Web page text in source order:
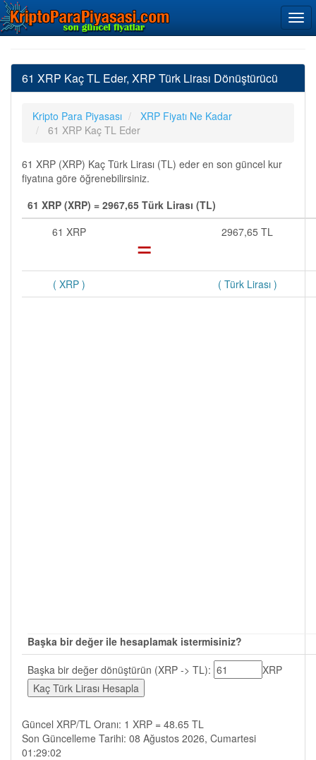
61 XRP Kaç TL Eder, XRP Türk Lirası Dönüştürücü
Kripto Para Piyasası
XRP Fiyatı Ne Kadar
61 XRP Kaç TL Eder
61 XRP (XRP) Kaç Türk Lirası (TL) eder en son güncel kur
fiyatına göre öğrenebilirsiniz.
61 XRP (XRP) = 2967,65 Türk Lirası (TL)
61 XRP
= 2967,65 TL
( XRP ) ( Türk Lirası )
Başka bir değer ile hesaplamak istermisiniz?
Başka bir değer dönüştürün (XRP -> TL):
XRP
Güncel XRP/TL Oranı: 1 XRP = 48.65 TL
Son Güncelleme Tarihi: 08 Ağustos 2026, Cumartesi
01:29:02